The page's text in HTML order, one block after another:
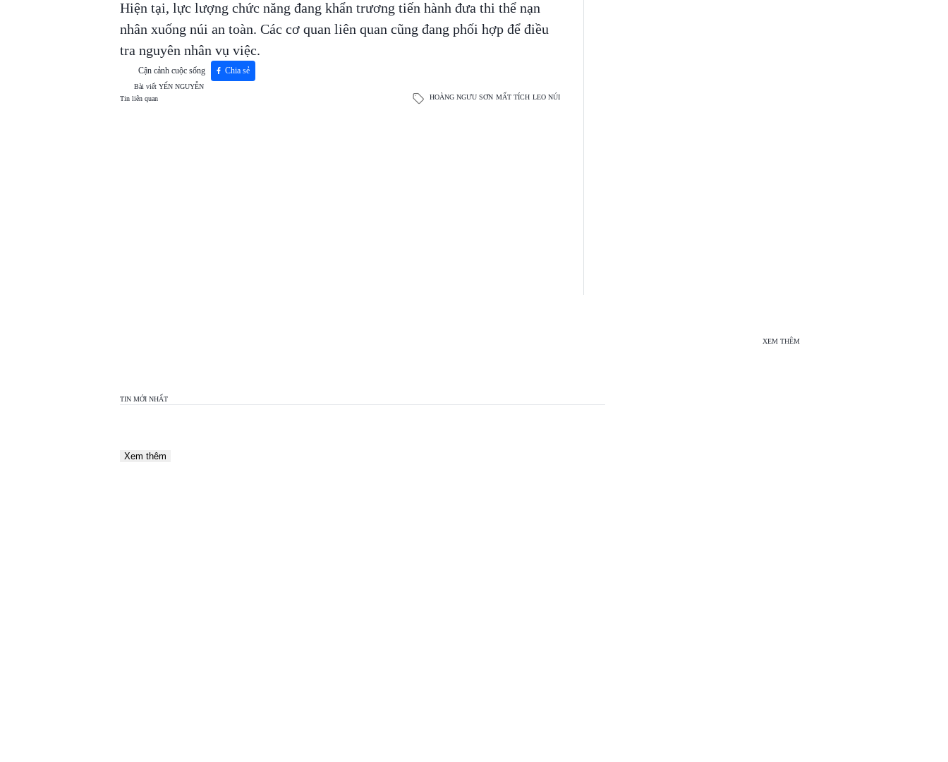
Hiện tại, lực lượng chức năng đang khẩn trương tiến hành đưa thi thể nạn
nhân xuống núi an toàn. Các cơ quan liên quan cũng đang phối hợp để điều
tra nguyên nhân vụ việc.
Cận cảnh cuộc sống Chia sẻ
Bài viết YẾN NGUYỄN
Tin liên quan
HOÀNG NGƯU SƠN MẤT TÍCH LEO NÚI
XEM THÊM
TIN MỚI NHẤT
Xem thêm